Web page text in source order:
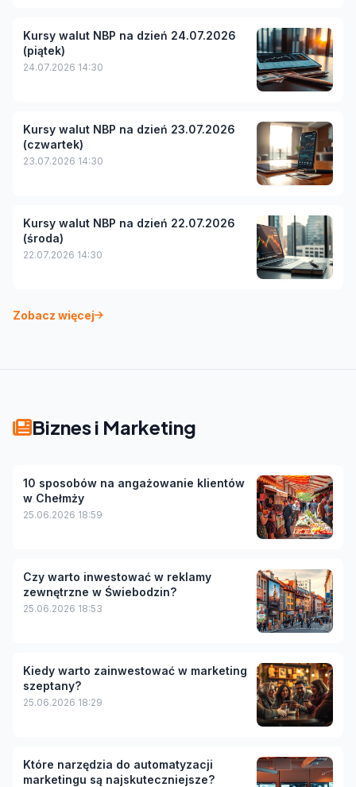
Kursy walut NBP na dzień 24.07.2026
(piątek)
24.07.2026 14:30
Kursy walut NBP na dzień 23.07.2026
(czwartek)
23.07.2026 14:30
Kursy walut NBP na dzień 22.07.2026
(środa)
22.07.2026 14:30
Zobacz więcej
Biznes i Marketing
10 sposobów na angażowanie klientów
w Chełmży
25.06.2026 18:59
Czy warto inwestować w reklamy
zewnętrzne w Świebodzin?
25.06.2026 18:53
Kiedy warto zainwestować w marketing
szeptany?
25.06.2026 18:29
Które narzędzia do automatyzacji
marketingu są najskuteczniejsze?